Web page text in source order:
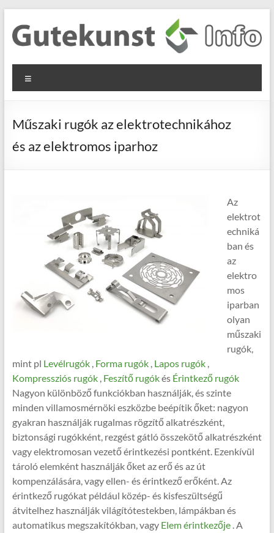
content
Gutekunst
Formfedern
GmbH
Informationen
Flachmaterial
Műszaki rugók az elektrotechnikához
és az elektromos iparhoz
Az
elektrot
echniká
ban és
az
elektro
mos
iparban
olyan
műszaki
rugók,
mint pl Levélrugók,Forma rugók,Lapos rugók,
Kompressziós rugók,Feszítő rugókésÉrintkező rugók
Nagyon különböző funkciókban használják, és szinte
minden villamosmérnöki eszközbe beépítik őket: nagyon
gyakran használják rugalmas rögzítő alkatrészként,
biztonsági rugókként, rezgést gátló összekötő alkatrészként
vagy elektromosan vezető érintkezési pontként. Ezenkívül
tároló elemként használják őket az erő és az út
kompenzálására, vagy ellen- és érintkező erőként. Az
érintkező rugókat például közép- és kisfeszültségű
átvitelhez használják világítótestekben, lámpákban és
automatikus megszakítókban, vagyElem érintkezője. A